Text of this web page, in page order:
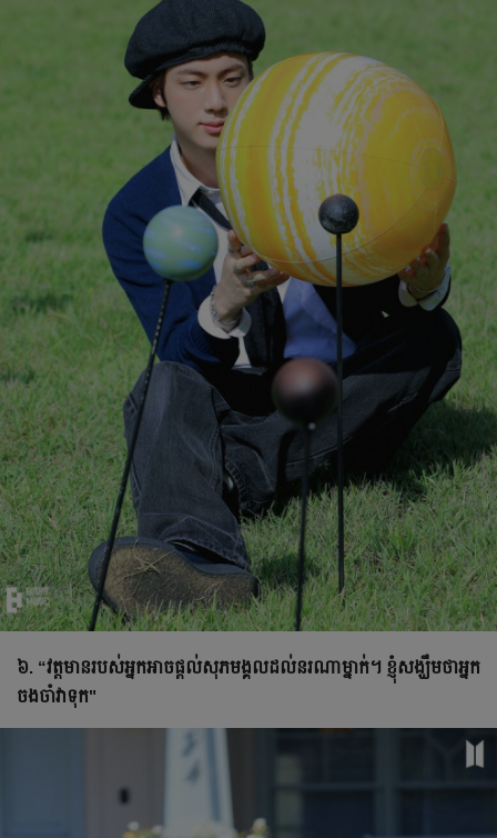
៦. “វត្តមានរបស់អ្នកអាចផ្តល់សុភមង្គលដល់នរណាម្នាក់។ ខ្ញុំសង្ឃឹមថាអ្នក
ចងចាំវាទុក"